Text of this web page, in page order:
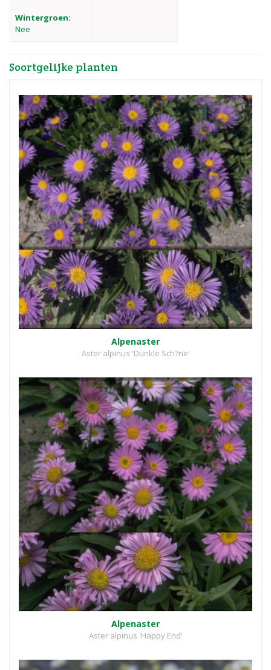
Wintergroen:
Nee
Soortgelijke planten
Alpenaster
Aster alpinus 'Dunkle Sch?ne'
Alpenaster
Aster alpinus 'Happy End'